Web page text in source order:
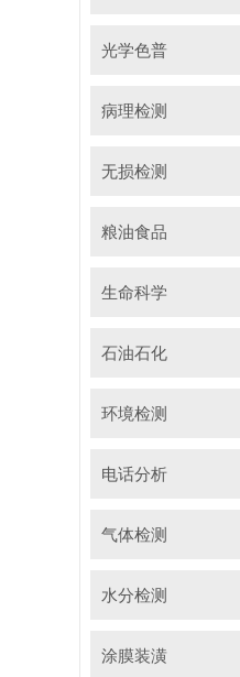
光学色普
病理检测
无损检测
粮油食品
生命科学
石油石化
环境检测
电话分析
气体检测
水分检测
涂膜装潢